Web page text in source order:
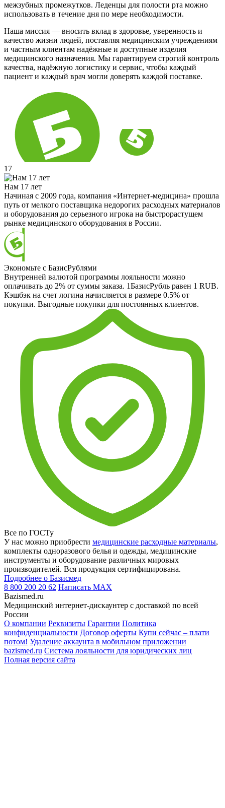
межзубных промежутков. Леденцы для полости рта можно
использовать в течение дня по мере необходимости.
Наша миссия — вносить вклад в здоровье, уверенность и
качество жизни людей, поставляя медицинским учреждениям
и частным клиентам надёжные и доступные изделия
медицинского назначения. Мы гарантируем строгий контроль
качества, надёжную логистику и сервис, чтобы каждый
пациент и каждый врач могли доверять каждой поставке.
17
Нам 17 лет
Начиная с 2009 года, компания «Интернет-медицина» прошла
путь от мелкого поставщика недорогих расходных материалов
и оборудования до серьезного игрока на быстрорастущем
рынке медицинского оборудования в России.
Экономьте с БазисРублями
Внутренней валютой программы лояльности можно
оплачивать до 2% от суммы заказа. 1БазисРубль равен 1 RUB.
Кэшбэк на счет логина начисляется в размере 0.5% от
покупки. Выгодные покупки для постоянных клиентов.
Все по ГОСТу
У нас можно приобрести медицинские расходные материалы,
комплекты одноразового белья и одежды, медицинские
инструменты и оборудование различных мировых
производителей. Вся продукция сертифицирована.
Подробнее о Базисмед
8 800 200 20 62 Написать MAX
Bazismed.ru
Медицинский интернет-дискаунтер с доставкой по всей
России
О компании Реквизиты Гарантии Политика
конфиденциальности Договор оферты Купи сейчас – плати
потом! Удаление аккаунта в мобильном приложении
bazismed.ru Система лояльности для юридических лиц
Полная версия сайта